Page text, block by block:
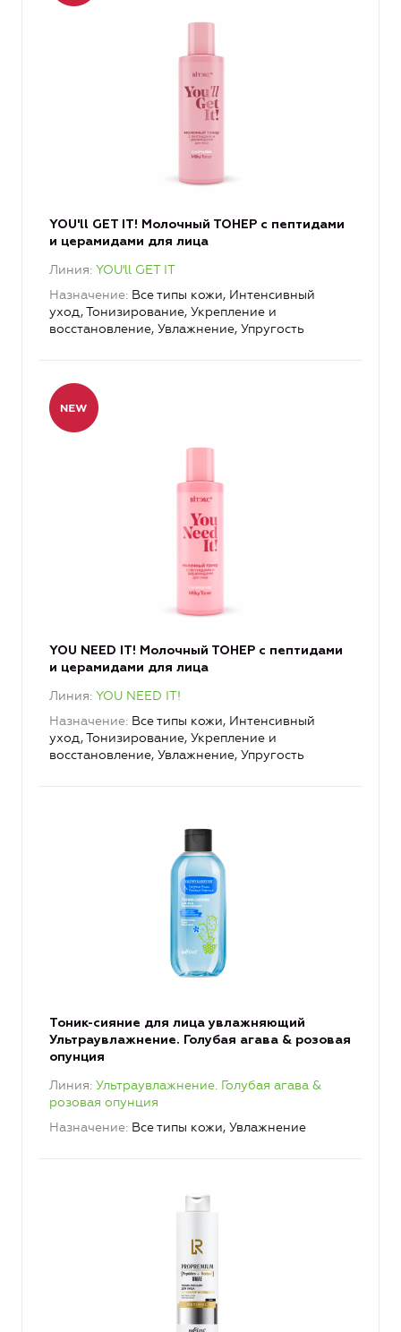
YOU'll GET IT! Молочный ТОНЕР с пептидами
и церамидами для лица
Линия YOU'll GET IT
Назначение Все типы кожи, Интенсивный
уход, Тонизирование, Укрепление и
восстановление, Увлажнение, Упругость
YOU NEED IT! Молочный ТОНЕР с пептидами
и церамидами для лица
Линия YOU NEED IT!
Назначение Все типы кожи, Интенсивный
уход, Тонизирование, Укрепление и
восстановление, Увлажнение, Упругость
Тоник-сияние для лица увлажняющий
Ультраувлажнение. Голубая агава & розовая
опунция
Линия Ультраувлажнение. Голубая агава &
розовая опунция
Назначение Все типы кожи, Увлажнение